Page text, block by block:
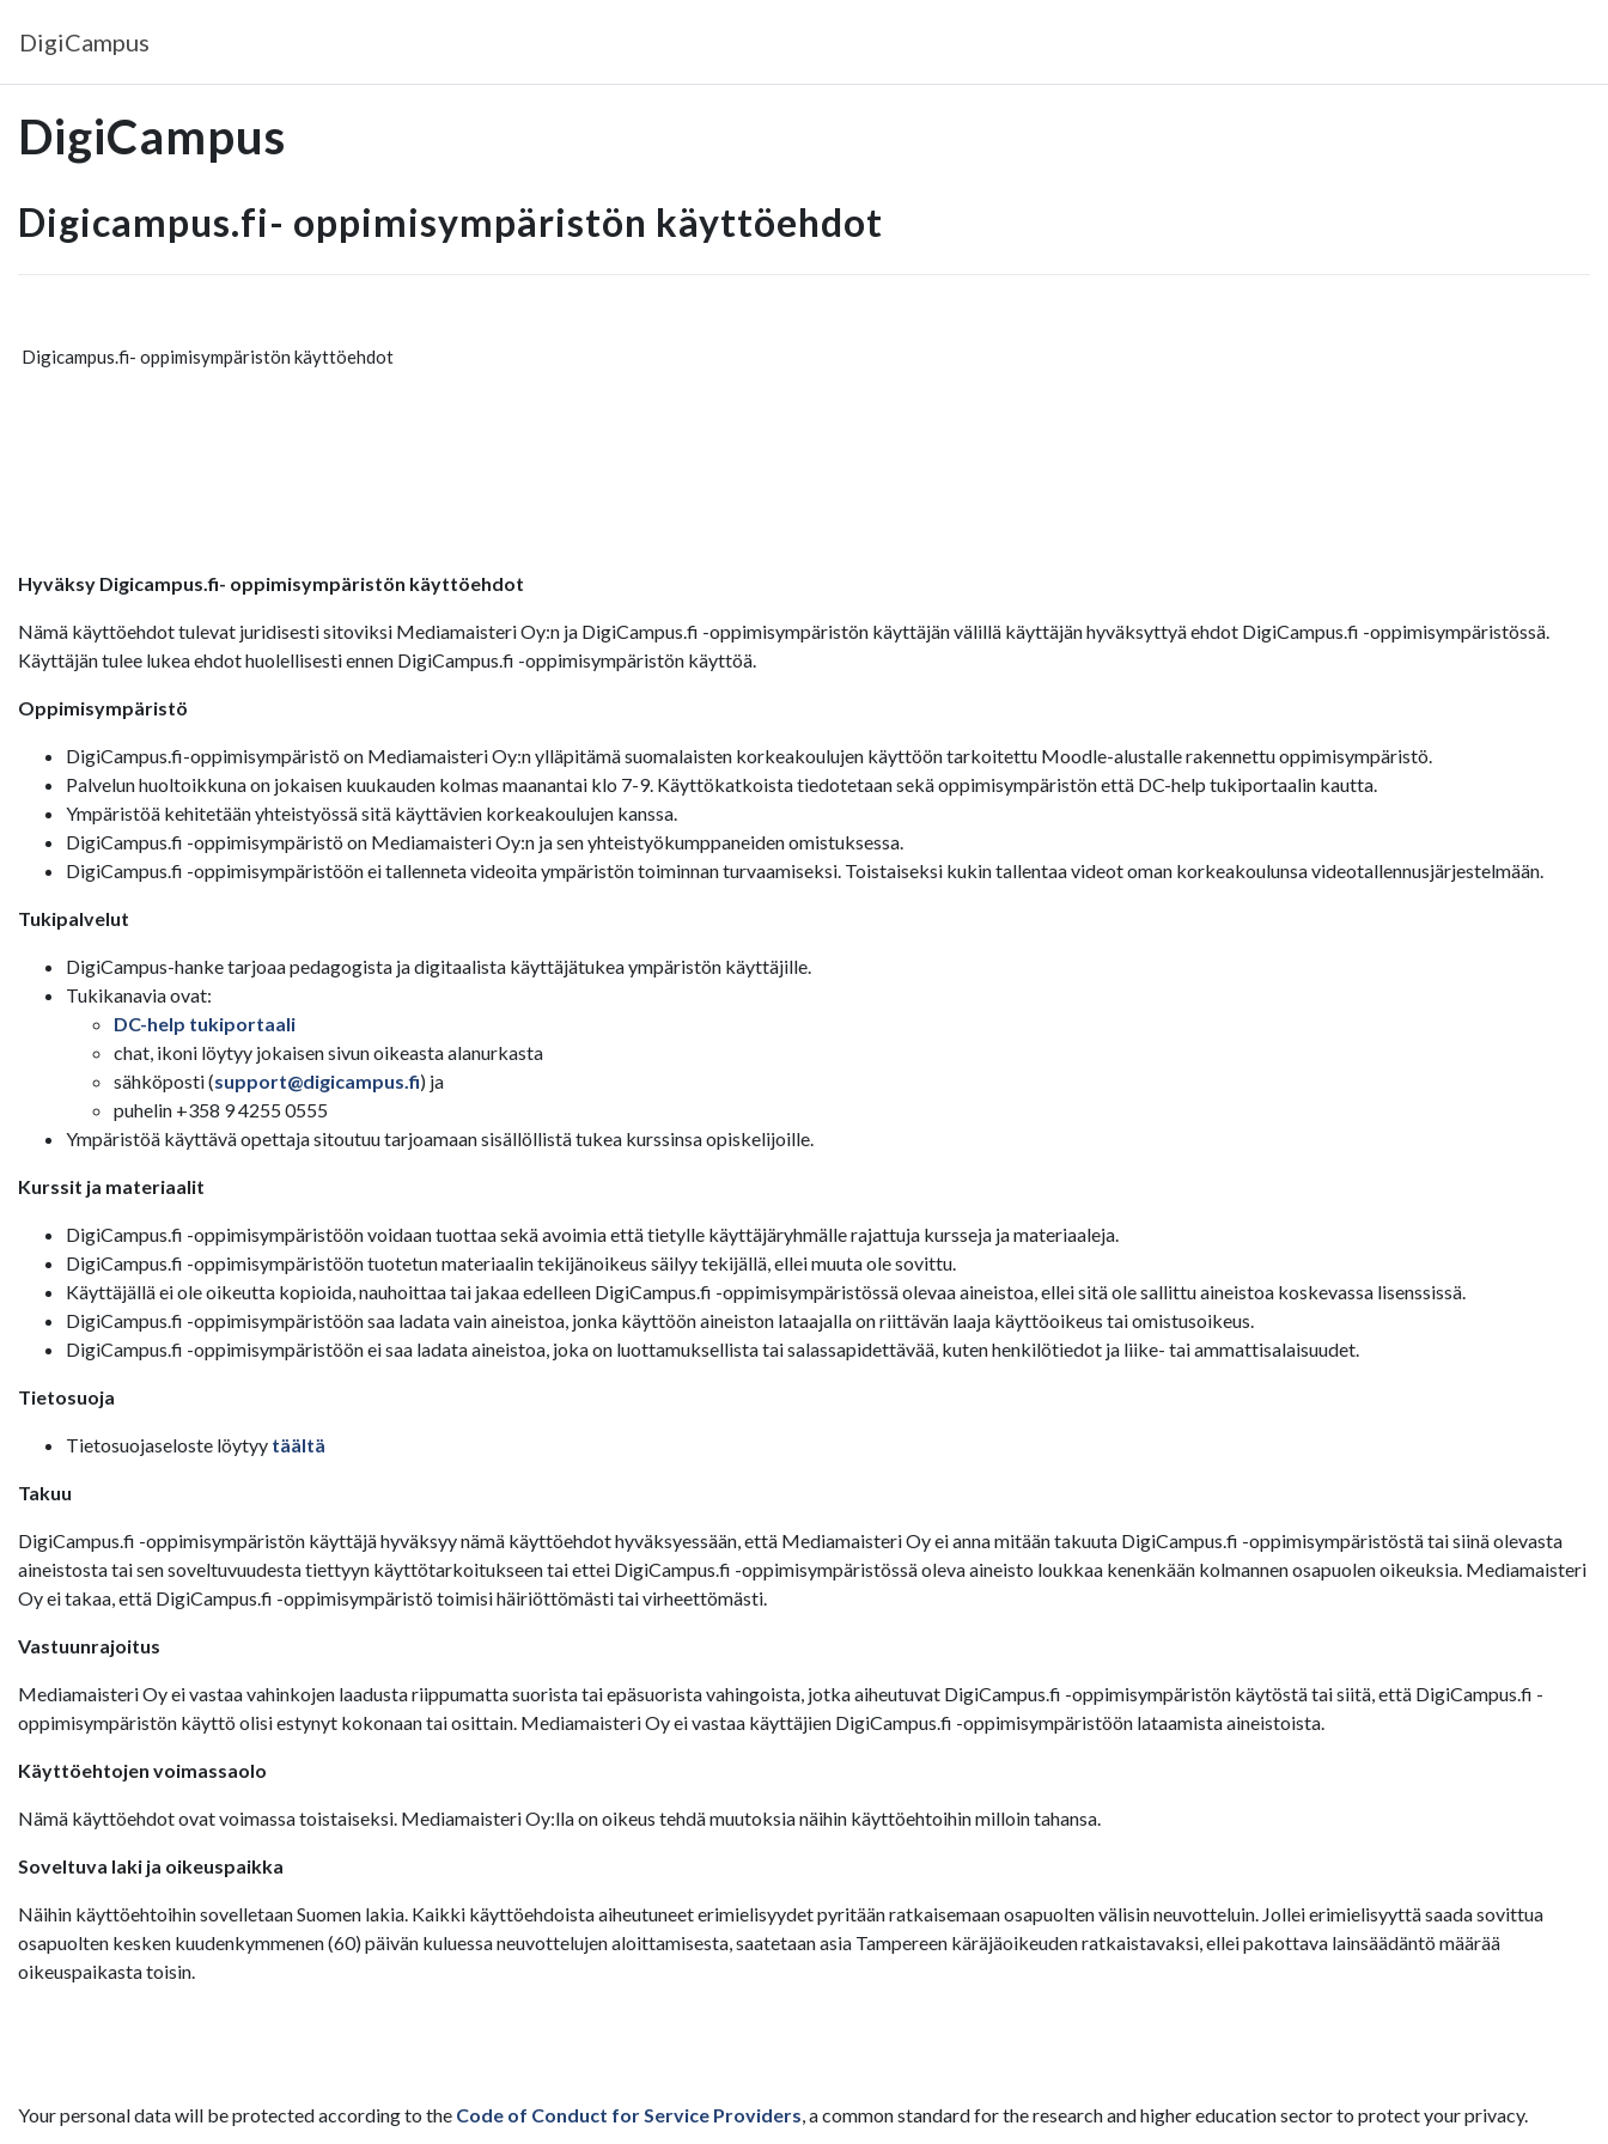
DigiCampus
DigiCampus
Digicampus.fi- oppimisympäristön käyttöehdot
Digicampus.fi- oppimisympäristön käyttöehdot
Hyväksy Digicampus.fi- oppimisympäristön käyttöehdot
Nämä käyttöehdot tulevat juridisesti sitoviksi Mediamaisteri Oy:n ja DigiCampus.fi -oppimisympäristön käyttäjän välillä käyttäjän hyväksyttyä ehdot DigiCampus.fi -oppimisympäristössä.
Käyttäjän tulee lukea ehdot huolellisesti ennen DigiCampus.fi -oppimisympäristön käyttöä.
Oppimisympäristö
DigiCampus.fi-oppimisympäristö on Mediamaisteri Oy:n ylläpitämä suomalaisten korkeakoulujen käyttöön tarkoitettu Moodle-alustalle rakennettu oppimisympäristö.
Palvelun huoltoikkuna on jokaisen kuukauden kolmas maanantai klo 7-9. Käyttökatkoista tiedotetaan sekä oppimisympäristön että DC-help tukiportaalin kautta.
Ympäristöä kehitetään yhteistyössä sitä käyttävien korkeakoulujen kanssa.
DigiCampus.fi -oppimisympäristö on Mediamaisteri Oy:n ja sen yhteistyökumppaneiden omistuksessa.
DigiCampus.fi -oppimisympäristöön ei tallenneta videoita ympäristön toiminnan turvaamiseksi. Toistaiseksi kukin tallentaa videot oman korkeakoulunsa videotallennusjärjestelmään.
Tukipalvelut
DigiCampus-hanke tarjoaa pedagogista ja digitaalista käyttäjätukea ympäristön käyttäjille.
Tukikanavia ovat:
DC-help tukiportaali
chat, ikoni löytyy jokaisen sivun oikeasta alanurkasta
sähköposti (support@digicampus.fi) ja
puhelin +358 9 4255 0555
Ympäristöä käyttävä opettaja sitoutuu tarjoamaan sisällöllistä tukea kurssinsa opiskelijoille.
Kurssit ja materiaalit
DigiCampus.fi -oppimisympäristöön voidaan tuottaa sekä avoimia että tietylle käyttäjäryhmälle rajattuja kursseja ja materiaaleja.
DigiCampus.fi -oppimisympäristöön tuotetun materiaalin tekijänoikeus säilyy tekijällä, ellei muuta ole sovittu.
Käyttäjällä ei ole oikeutta kopioida, nauhoittaa tai jakaa edelleen DigiCampus.fi -oppimisympäristössä olevaa aineistoa, ellei sitä ole sallittu aineistoa koskevassa lisenssissä.
DigiCampus.fi -oppimisympäristöön saa ladata vain aineistoa, jonka käyttöön aineiston lataajalla on riittävän laaja käyttöoikeus tai omistusoikeus.
DigiCampus.fi -oppimisympäristöön ei saa ladata aineistoa, joka on luottamuksellista tai salassapidettävää, kuten henkilötiedot ja liike- tai ammattisalaisuudet.
Tietosuoja
Tietosuojaseloste löytyy täältä
Takuu
DigiCampus.fi -oppimisympäristön käyttäjä hyväksyy nämä käyttöehdot hyväksyessään, että Mediamaisteri Oy ei anna mitään takuuta DigiCampus.fi -oppimisympäristöstä tai siinä olevasta
aineistosta tai sen soveltuvuudesta tiettyyn käyttötarkoitukseen tai ettei DigiCampus.fi -oppimisympäristössä oleva aineisto loukkaa kenenkään kolmannen osapuolen oikeuksia. Mediamaisteri
Oy ei takaa, että DigiCampus.fi -oppimisympäristö toimisi häiriöttömästi tai virheettömästi.
Vastuunrajoitus
Mediamaisteri Oy ei vastaa vahinkojen laadusta riippumatta suorista tai epäsuorista vahingoista, jotka aiheutuvat DigiCampus.fi -oppimisympäristön käytöstä tai siitä, että DigiCampus.fi -
oppimisympäristön käyttö olisi estynyt kokonaan tai osittain. Mediamaisteri Oy ei vastaa käyttäjien DigiCampus.fi -oppimisympäristöön lataamista aineistoista.
Käyttöehtojen voimassaolo
Nämä käyttöehdot ovat voimassa toistaiseksi. Mediamaisteri Oy:lla on oikeus tehdä muutoksia näihin käyttöehtoihin milloin tahansa.
Soveltuva laki ja oikeuspaikka
Näihin käyttöehtoihin sovelletaan Suomen lakia. Kaikki käyttöehdoista aiheutuneet erimielisyydet pyritään ratkaisemaan osapuolten välisin neuvotteluin. Jollei erimielisyyttä saada sovittua
osapuolten kesken kuudenkymmenen (60) päivän kuluessa neuvottelujen aloittamisesta, saatetaan asia Tampereen käräjäoikeuden ratkaistavaksi, ellei pakottava lainsäädäntö määrää
oikeuspaikasta toisin.
Your personal data will be protected according to the Code of Conduct for Service Providers, a common standard for the research and higher education sector to protect your privacy.